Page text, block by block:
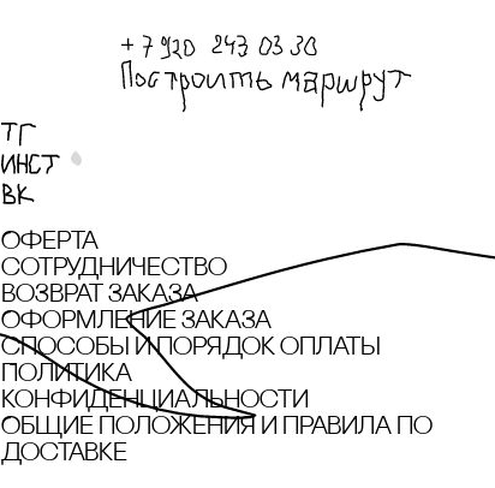
Оферта
сотрудничество
Возврат заказа
Оформление заказа
cпособы и порядок оплаты
Политика
конфиденциальности
Общие положения и правила по
доставке